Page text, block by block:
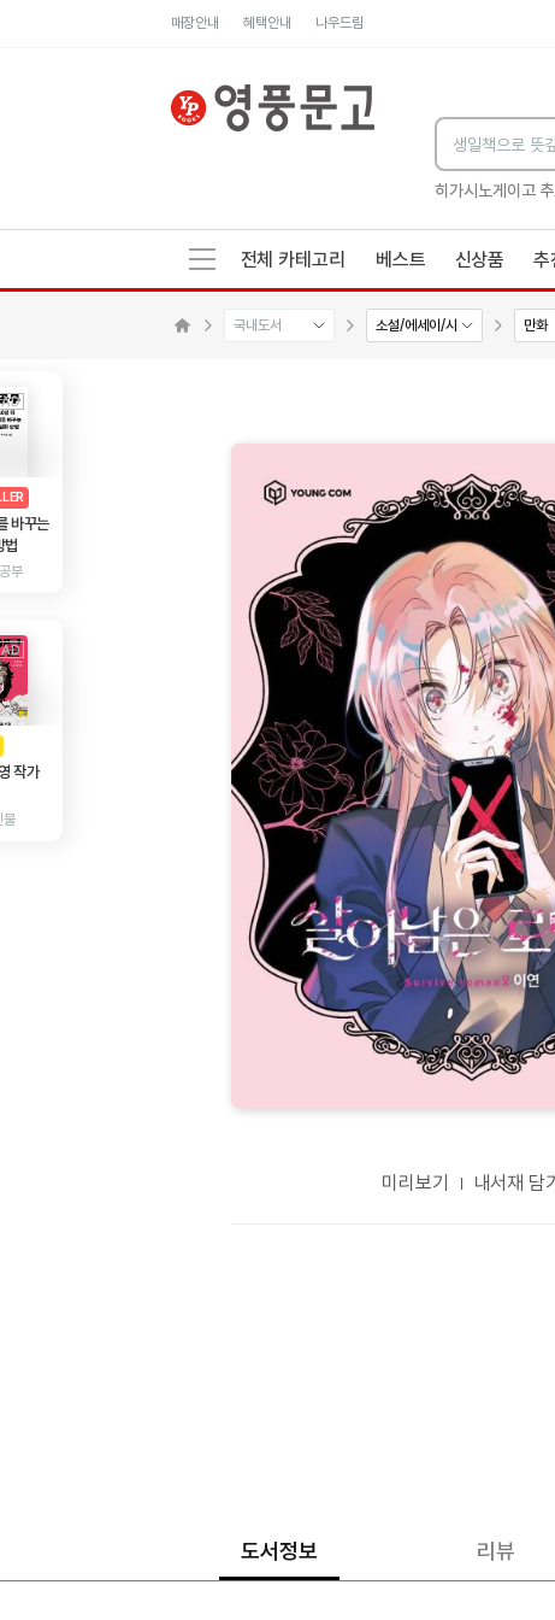
매장안내 혜택안내 나우드림
히가시노게이고
전체 카테고리 베스트 신상품 추
국내도서 소설/에세이/시 만화
AD
바꾸는
법
부
AD
작가
물
미리보기 내서재 담기
도서정보 리뷰